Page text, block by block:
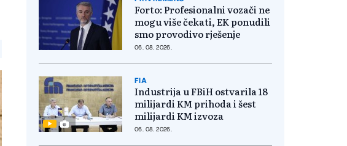
Forto: Profesionalni vozači ne
mogu više čekati, EK ponudili
smo provodivo rješenje
06. 08. 2026.
FIA
Industrija u FBiH ostvarila 18
milijardi KM prihoda i šest
milijardi KM izvoza
06. 08. 2026.